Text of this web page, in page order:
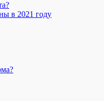
в 2021 году